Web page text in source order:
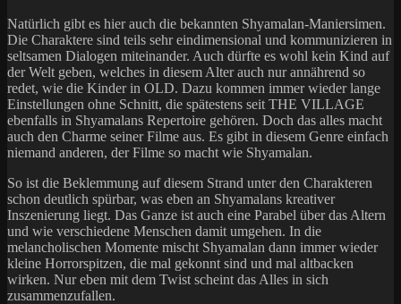
Natürlich gibt es hier auch die bekannten Shyamalan-Maniersimen.
Die Charaktere sind teils sehr eindimensional und kommunizieren in
seltsamen Dialogen miteinander. Auch dürfte es wohl kein Kind auf
der Welt geben, welches in diesem Alter auch nur annährend so
redet, wie die Kinder in OLD. Dazu kommen immer wieder lange
Einstellungen ohne Schnitt, die spätestens seit THE VILLAGE
ebenfalls in Shyamalans Repertoire gehören. Doch das alles macht
auch den Charme seiner Filme aus. Es gibt in diesem Genre einfach
niemand anderen, der Filme so macht wie Shyamalan.
So ist die Beklemmung auf diesem Strand unter den Charakteren
schon deutlich spürbar, was eben an Shyamalans kreativer
Inszenierung liegt. Das Ganze ist auch eine Parabel über das Altern
und wie verschiedene Menschen damit umgehen. In die
melancholischen Momente mischt Shyamalan dann immer wieder
kleine Horrorspitzen, die mal gekonnt sind und mal altbacken
wirken. Nur eben mit dem Twist scheint das Alles in sich
zusammenzufallen.